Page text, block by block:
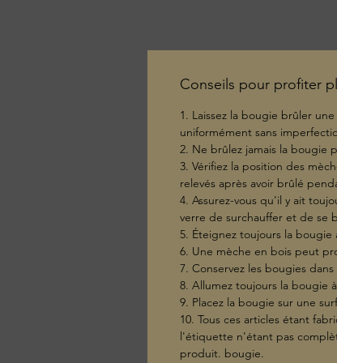
Conseils pour profiter
1. Laissez la bougie brûler
uniformément sans
2. Ne brûlez jamais la bougie
3. Vérifiez la position des
relevés après avoir brûlé
4. Assurez-vous qu'il y ait
verre de surchauffer et de se
5. Éteignez toujours la
6. Une mèche en bois peut
7. Conservez les bougies
8. Allumez toujours la bougie
9. Placez la bougie sur une
10. Tous ces articles étant
l'étiquette n'étant pas
produit. bougie.